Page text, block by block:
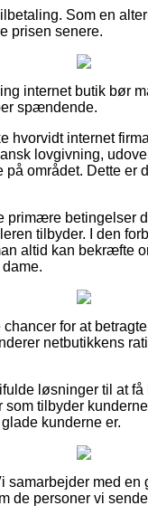
Som en
prisen senere.
internet butik bør
spændende.
hvorvidt internet
lovgivning,
området. Dette
primære betingelser
tilbyder. I den
altid kan bekræfte
for at
netbutikkens
løsninger til at
tilbyder
kunderne er.
med
de personer vi